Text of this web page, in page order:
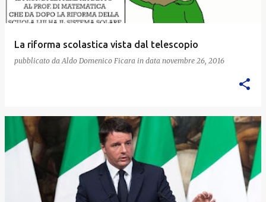
La riforma scolastica vista dal telescopio
pubblicato da Aldo Domenico Ficara in data novembre 26, 2016